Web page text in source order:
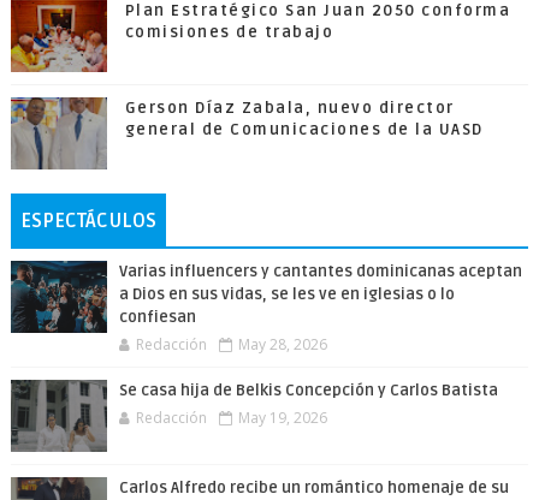
Plan Estratégico San Juan 2050 conforma
comisiones de trabajo
Gerson Díaz Zabala, nuevo director
general de Comunicaciones de la UASD
ESPECTÁCULOS
Varias influencers y cantantes dominicanas aceptan
a Dios en sus vidas, se les ve en iglesias o lo
confiesan
Redacción May 28, 2026
Se casa hija de Belkis Concepción y Carlos Batista
Redacción May 19, 2026
Carlos Alfredo recibe un romántico homenaje de su